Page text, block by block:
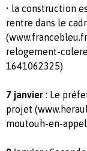
• la construction
rentre dans le
relogement-
1641062325)
7 janvier : Le
projet
moutouh-en-